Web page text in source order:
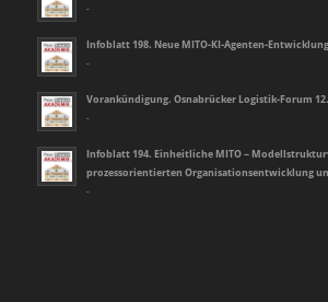
-
Infoblatt 198. Neue MITO-KI-Agenten-
-
Vorankündigung. Osnabrücker Logistik-Forum
-
Infoblatt 194. Einheitliche MITO –
prozessorientierten Organisationsentwicklung
-